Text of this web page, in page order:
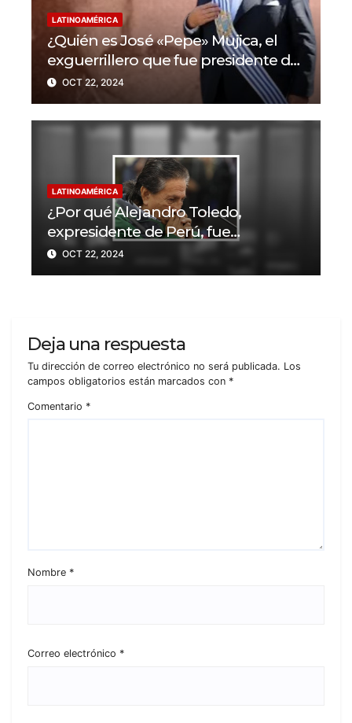
LATINOAMÉRICA
¿Quién es José «Pepe» Mujica, el
exguerrillero que fue presidente de
Uruguay?
OCT 22, 2024
LATINOAMÉRICA
¿Por qué Alejandro Toledo,
expresidente de Perú, fue
condenado a 20 años de prisión?
OCT 22, 2024
Deja una respuesta
Tu dirección de correo electrónico no será publicada. Los
campos obligatorios están marcados con *
Comentario *
Nombre *
Correo electrónico *